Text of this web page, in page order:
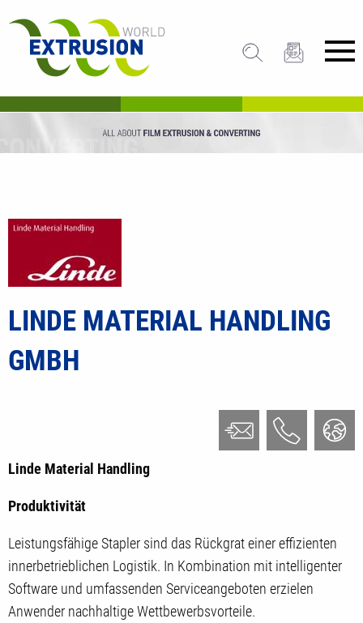
LINDE MATERIAL HANDLING
GMBH
Linde Material Handling
Produktivität
Leistungsfähige Stapler sind das Rückgrat einer effizienten
innerbetrieblichen Logistik. In Kombination mit intelligenter
Software und umfassenden Serviceangeboten erzielen
Anwender nachhaltige Wettbewerbsvorteile.